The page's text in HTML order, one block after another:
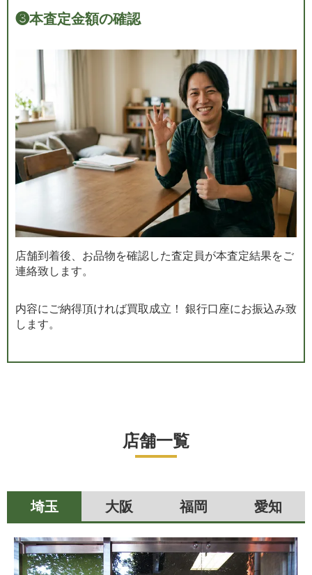
❸本査定金額の確認
店舗到着後、お品物を確認した査定員が本査定結果をご
連絡致します。
内容にご納得頂ければ買取成立！ 銀行口座にお振込み致
します。
店舗一覧
埼玉 大阪 福岡 愛知